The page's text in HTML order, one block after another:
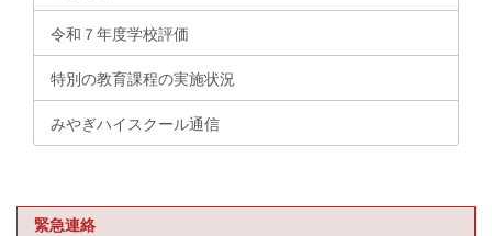
令和７年度学校評価
特別の教育課程の実施状況
みやぎハイスクール通信
緊急連絡